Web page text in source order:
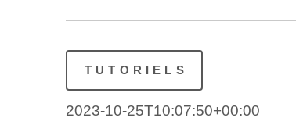
TUTORIELS
2023-10-25T10:07:50+00:00